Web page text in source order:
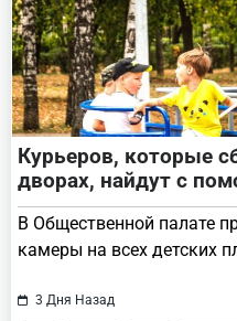
Курьеров, которые
дворах, найдут с
В Общественной палате
камеры на всех детских
3 Дня Назад